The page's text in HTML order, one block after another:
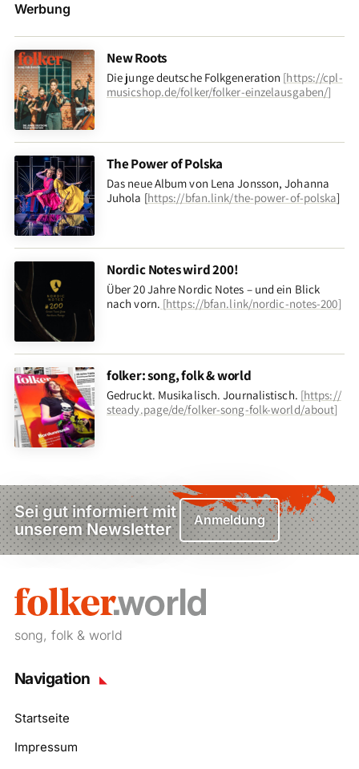
Werbung
New Roots
Die junge deutsche Folkgeneration [https://cpl-
musicshop.de/folker/folker-einzelausgaben/]
The Power of Polska
Das neue Album von Lena Jonsson, Johanna
Juhola [https://bfan.link/the-power-of-polska]
Nordic Notes wird 200!
Über 20 Jahre Nordic Notes – und ein Blick
nach vorn. [https://bfan.link/nordic-notes-200]
folker: song, folk & world
Gedruckt. Musikalisch. Journalistisch. [https://
steady.page/de/folker-song-folk-world/about]
Sei gut informiert mit
unserem Newsletter
Anmeldung
song, folk & world
Navigation
Startseite
Impressum